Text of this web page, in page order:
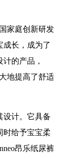
家庭创新研发
长，成为了
的产品，
地提高了舒适
设计。它具备
时给予宝宝柔
昂乐纸尿裤